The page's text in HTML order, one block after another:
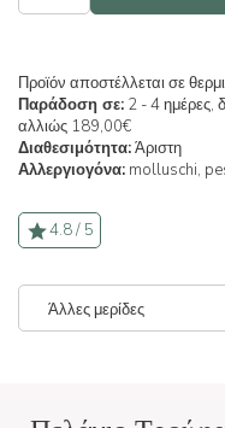
Προϊόν αποστέλλεται σε
Παράδοση σε: 2 - 4 ημέρες,
αλλιώς 189,00€
Διαθεσιμότητα:Άριστη
Αλλεργιογόνα: molluschi,
4.8 / 5